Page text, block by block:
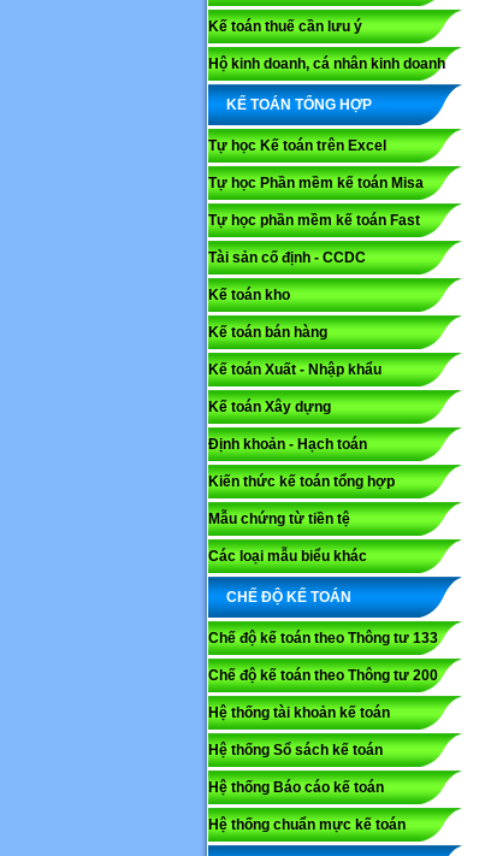
Kế toán thuế cần lưu ý
Hộ kinh doanh, cá nhân kinh doanh
KẾ TOÁN TỔNG HỢP
Tự học Kế toán trên Excel
Tự học Phần mềm kế toán Misa
Tự học phần mềm kế toán Fast
Tài sản cố định - CCDC
Kế toán kho
Kế toán bán hàng
Kế toán Xuất - Nhập khẩu
Kế toán Xây dựng
Định khoản - Hạch toán
Kiến thức kế toán tổng hợp
Mẫu chứng từ tiền tệ
Các loại mẫu biểu khác
CHẾ ĐỘ KẾ TOÁN
Chế độ kế toán theo Thông tư 133
Chế độ kế toán theo Thông tư 200
Hệ thống tài khoản kế toán
Hệ thống Sổ sách kế toán
Hệ thống Báo cáo kế toán
Hệ thống chuẩn mực kế toán